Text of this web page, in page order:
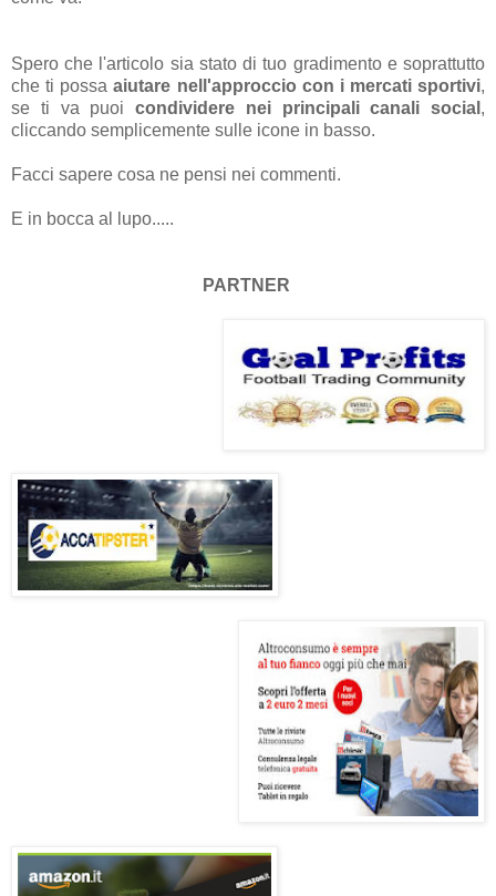
Spero che l'articolo sia stato di tuo gradimento e soprattutto
che ti possaaiutare nell'approccio con i mercati sportivi,
se ti va puoi condividere nei principali canali social ,
cliccando semplicemente sulle icone in basso.
Facci sapere cosa ne pensi nei commenti.
E in bocca al lupo.....
PARTNER